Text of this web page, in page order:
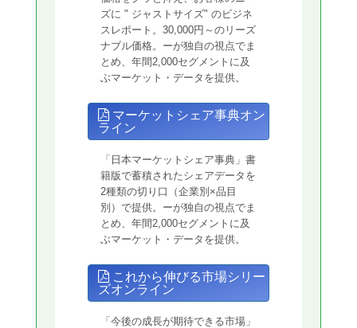
ズに " ジャストサイズ" のビジネ
スレポート。30,000円～のリーズ
ナブル価格。ーが独自の視点でま
とめ、年間2,000セグメントに及
ぶマーケット・データを提供。
マーケットシェア事典オン
ライン
「日本マーケットシェア事典」書
籍版で蓄積されたシェアデータを
2種類の切り口（企業別×品目
別）で提供。ーが独自の視点でま
とめ、年間2,000セグメントに及
ぶマーケット・データを提供。
これから伸びる市場シリー
ズオンライン
「今後の成長が期待できる市場」